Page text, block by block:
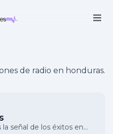
de radio en honduras.
señal de los éxitos en